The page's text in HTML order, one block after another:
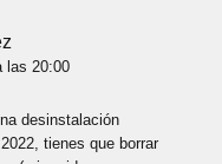
las 20:00
desinstalación
tienes que borrar